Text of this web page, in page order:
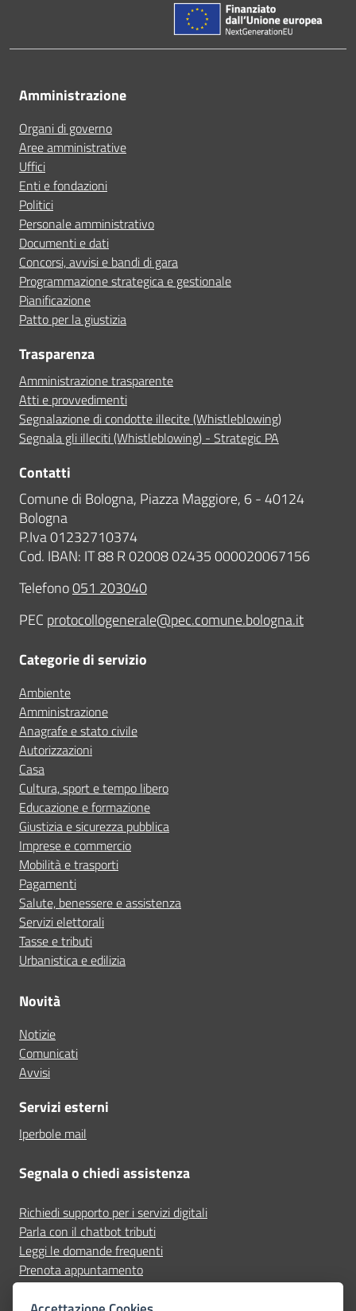
Amministrazione
Organi di governo
Aree amministrative
Uffici
Enti e fondazioni
Politici
Personale amministrativo
Documenti e dati
Concorsi, avvisi e bandi di gara
Programmazione strategica e gestionale
Pianificazione
Patto per la giustizia
Trasparenza
Amministrazione trasparente
Atti e provvedimenti
Segnalazione di condotte illecite (Whistleblowing)
Segnala gli illeciti (Whistleblowing) - Strategic PA
Contatti
Comune di Bologna, Piazza Maggiore, 6 - 40124
Bologna
P.Iva 01232710374
Cod. IBAN: IT 88 R 02008 02435 000020067156
Telefono051 203040
PEC protocollogenerale@pec.comune.bologna.it
Categorie di servizio
Ambiente
Amministrazione
Anagrafe e stato civile
Autorizzazioni
Casa
Cultura, sport e tempo libero
Educazione e formazione
Giustizia e sicurezza pubblica
Imprese e commercio
Mobilità e trasporti
Pagamenti
Salute, benessere e assistenza
Servizi elettorali
Tasse e tributi
Urbanistica e edilizia
Novità
Notizie
Comunicati
Avvisi
Servizi esterni
Iperbole mail
Segnala o chiedi assistenza
Richiedi supporto per i servizi digitali
Parla con il chatbot tributi
Leggi le domande frequenti
Prenota appuntamento
Segnala disservizio